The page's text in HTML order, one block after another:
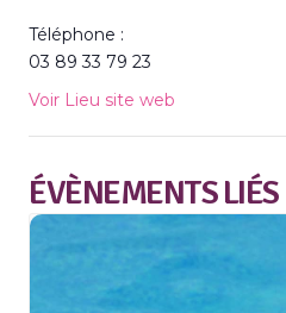
Téléphone :
03 89 33 79 23
Voir Lieu site web
ÉVÈNEMENTS LIÉS